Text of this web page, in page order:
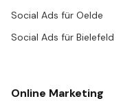
Social Ads für Oelde
Social Ads für Bielefeld
Online Marketing